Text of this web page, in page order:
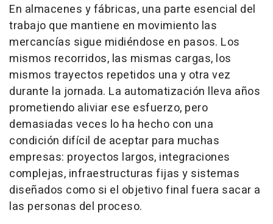
En almacenes y fábricas, una parte esencial del
trabajo que mantiene en movimiento las
mercancías sigue midiéndose en pasos. Los
mismos recorridos, las mismas cargas, los
mismos trayectos repetidos una y otra vez
durante la jornada. La automatización lleva años
prometiendo aliviar ese esfuerzo, pero
demasiadas veces lo ha hecho con una
condición difícil de aceptar para muchas
empresas: proyectos largos, integraciones
complejas, infraestructuras fijas y sistemas
diseñados como si el objetivo final fuera sacar a
las personas del proceso.